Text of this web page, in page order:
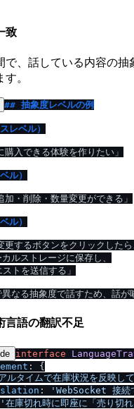
致
で、話している内容の抽
。
## 抽象度レベルの例
レベル）
購入できる体験を作りたい」
ル）
加・削除・数量変更ができる」
ル）
更するボタンをクリックしたら
ストレージに保存し、
トを送信する」
言語の翻訳不足
interface
: {
ルタイムで在庫状況を反映し
:
'WebSocket 接
'在庫切れ時に即座に「売り切